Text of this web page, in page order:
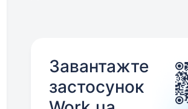
Завантажте
застосунок